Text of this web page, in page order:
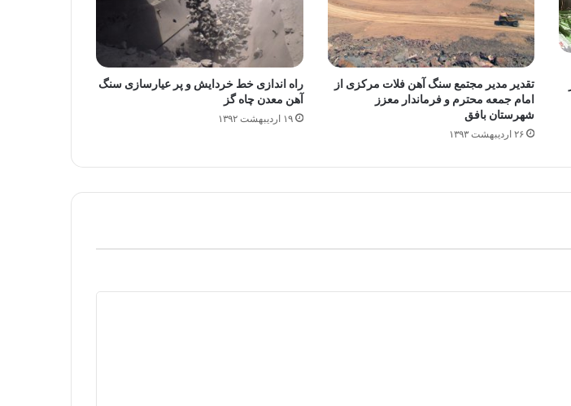
تقدیر مدیر مجتمع سنگ آهن فلات مرکزی از
امام جمعه محترم و فرماندار معزز
شهرستان بافق
۲۶ اردیبهشت ۱۳۹۳
راه اندازی خط خردایش و پر عیارسازی سنگ
آهن معدن چاه گز
۱۹ اردیبهشت ۱۳۹۲